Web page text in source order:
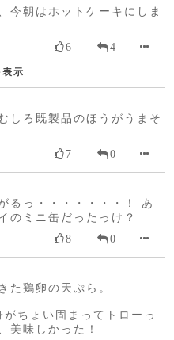
今朝はホットケーキにしま
6 4
表示
しろ既製品のほうがうまそ
7 0
るっ・・・・・・・！ あ
のミニ缶だったっけ？
8 0
た鶏卵の天ぷら。
ちょい固まってトローっ
美味しかった！